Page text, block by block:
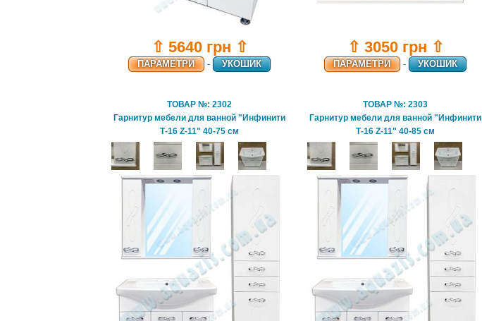
⇧ 5640 грн ⇧
ПАРАМЕТРИ - УКОШИК
⇧ 3050 грн ⇧
ПАРАМЕТРИ - УКОШИК
ТОВАР №: 2302
Гарнитур мебели для ванной "Инфинити
Т-16 Z-11" 40-75 см
ТОВАР №: 2303
Гарнитур мебели для ванной "Инфинити
Т-16 Z-11" 40-85 см